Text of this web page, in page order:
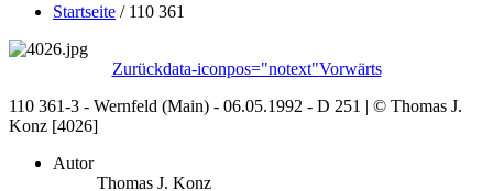
Startseite / 110 361
Zurückdata-iconpos="notext"Vorwärts
110 361-3 - Wernfeld (Main) - 06.05.1992 - D 251 | © Thomas J.
Konz [4026]
Autor
Thomas J. Konz